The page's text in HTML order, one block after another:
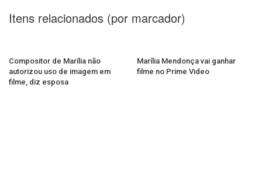
Itens relacionados (por marcador)
Compositor de Marília não
autorizou uso de imagem em
filme, diz esposa
Marília Mendonça vai ganhar
filme no Prime Video